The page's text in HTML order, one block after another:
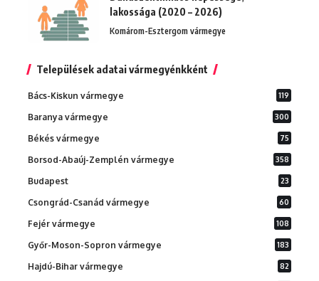
lakossága (2020 – 2026)
Komárom-Esztergom vármegye
Települések adatai vármegyénkként
Bács-Kiskun vármegye 119
Baranya vármegye 300
Békés vármegye 75
Borsod-Abaúj-Zemplén vármegye 358
Budapest 23
Csongrád-Csanád vármegye 60
Fejér vármegye 108
Győr-Moson-Sopron vármegye 183
Hajdú-Bihar vármegye 82